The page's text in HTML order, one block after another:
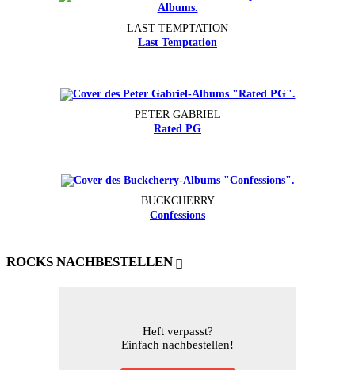
LAST TEMPTATION
Last Temptation
PETER GABRIEL
Rated PG
BUCKCHERRY
Confessions
ROCKS NACHBESTELLEN
Heft verpasst?
Einfach nachbestellen!